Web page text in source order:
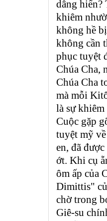
dâng hiến?
khiêm
không hề
không cần
phục tuyệt
Chúa Cha,
Chúa Cha
mà mỗi
là sự khiêm
Cuộc gặp
tuyệt mỹ
en, đã
ớt. Khi cụ
ôm ấp của
Dimittis"
chờ trong
Giê-su